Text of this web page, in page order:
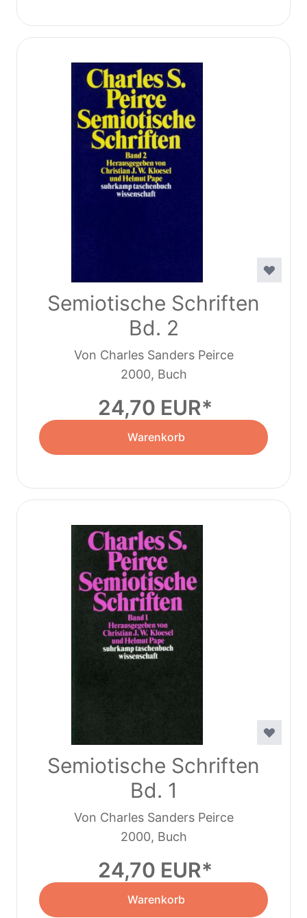
Semiotische Schriften
Bd. 2
Von Charles Sanders Peirce
2000, Buch
24,70 EUR
Warenkorb
Semiotische Schriften
Bd. 1
Von Charles Sanders Peirce
2000, Buch
24,70 EUR
Warenkorb